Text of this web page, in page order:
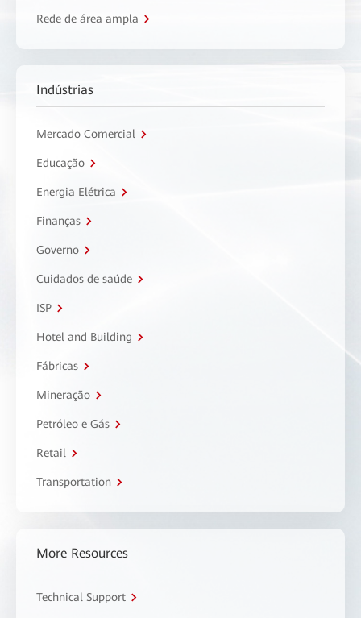
Rede de área ampla
Indústrias
Mercado Comercial
Educação
Energia Elétrica
Finanças
Governo
Cuidados de saúde
ISP
Hotel and Building
Fábricas
Mineração
Petróleo e Gás
Retail
Transportation
More Resources
Technical Support